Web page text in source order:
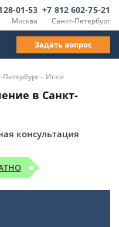
Москва
01-53
Санкт-Петербург
+7 812 602-75-21
Задать вопрос
Петербург- Иски
в Санкт-
консультация